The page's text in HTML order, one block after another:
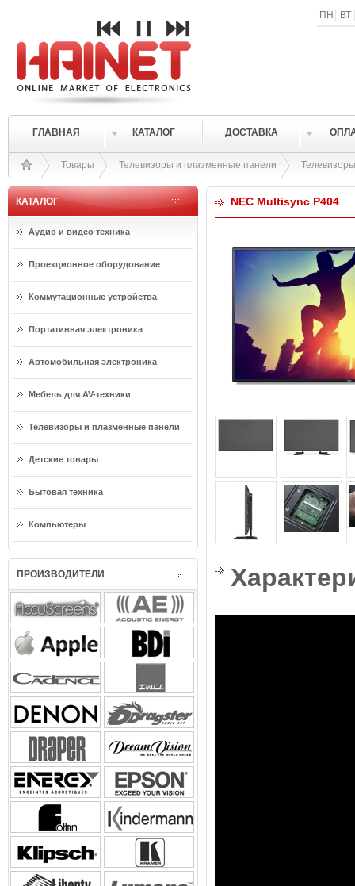
ПН ВТ
ГЛАВНАЯ КАТАЛОГ ДОСТАВКА
Товары Телевизоры и плазменные панели Телевизоры
КАТАЛОГ
Аудио и видео техника
Проекционное оборудование
Коммутационные устройства
Портативная электроника
Автомобильная электроника
Мебель для AV-техники
Телевизоры и плазменные панели
Детские товары
Бытовая техника
Компьютеры
ПРОИЗВОДИТЕЛИ
NEC Multisync P404